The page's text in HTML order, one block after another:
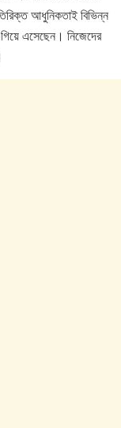
আধুনিকতাই বিভিন্ন
এসেছেন। নিজেদের